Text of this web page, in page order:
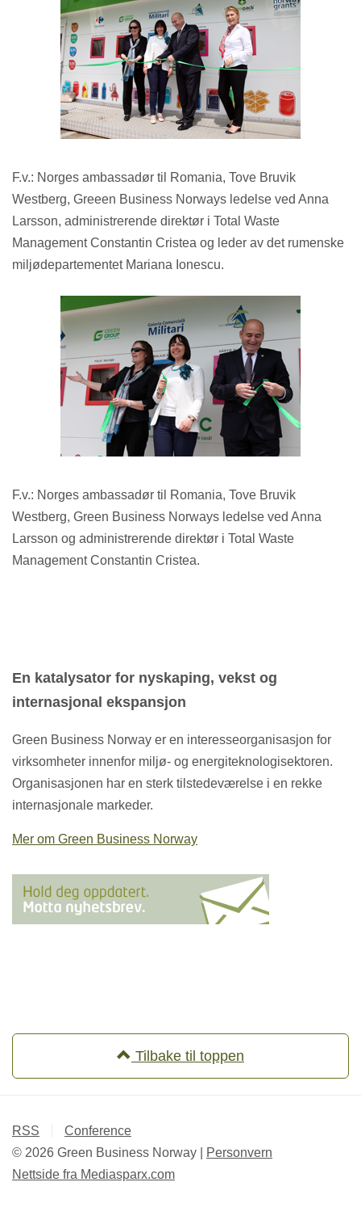
F.v.: Norges ambassadør til Romania, Tove Bruvik
Westberg, Greeen Business Norways ledelse ved Anna
Larsson, administrerende direktør i Total Waste
Management Constantin Cristea og leder av det rumenske
miljødepartementet Mariana Ionescu.
F.v.: Norges ambassadør til Romania, Tove Bruvik
Westberg, Green Business Norways ledelse ved Anna
Larsson og administrerende direktør i Total Waste
Management Constantin Cristea.
En katalysator for nyskaping, vekst og
internasjonal ekspansjon
Green Business Norway er en interesseorganisasjon for
virksomheter innenfor miljø- og energiteknologisektoren.
Organisasjonen har en sterk tilstedeværelse i en rekke
internasjonale markeder.
Mer om Green Business Norway
Tilbake til toppen
RSS
Conference
© 2026 Green Business Norway |
Personvern
Nettside fra Mediasparx.com